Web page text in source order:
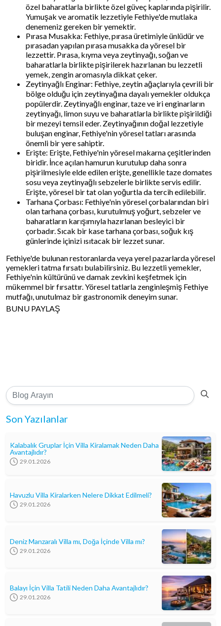
özel baharatlarla birlikte özel güveç kaplarında pişirilir.
Yumuşak ve aromatik lezzetiyle Fethiye'de mutlaka
denemeniz gereken bir yemektir.
Pırasa Musakka: Fethiye, pırasa üretimiyle ünlüdür ve
pırasadan yapılan pırasa musakka da yöresel bir
lezzettir. Pırasa, kıyma veya zeytinyağı, soğan ve
baharatlarla birlikte pişirilerek hazırlanan bu lezzetli
yemek, zengin aromasıyla dikkat çeker.
Zeytinyağlı Enginar: Fethiye, zeytin ağaçlarıyla çevrili bir
bölge olduğu için zeytinyağına dayalı yemekler oldukça
popülerdir. Zeytinyağlı enginar, taze ve iri enginarların
zeytinyağı, limon suyu ve baharatlarla birlikte pişirildiği
bir mezeyi temsil eder. Zeytinyağının doğal lezzetiyle
buluşan enginar, Fethiye'nin yöresel tatları arasında
önemli bir yere sahiptir.
Erişte: Erişte, Fethiye'nin yöresel makarna çeşitlerinden
biridir. İnce açılan hamurun kurutulup daha sonra
pişirilmesiyle elde edilen erişte, genellikle taze domates
sosu veya zeytinyağlı sebzelerle birlikte servis edilir.
Erişte, yöresel bir tat olan yoğurtla da tercih edilebilir.
Tarhana Çorbası: Fethiye'nin yöresel çorbalarından biri
olan tarhana çorbası, kurutulmuş yoğurt, sebzeler ve
baharatların karışımıyla hazırlanan besleyici bir
çorbadır. Sıcak bir kase tarhana çorbası, soğuk kış
günlerinde içinizi ısıtacak bir lezzet sunar.
Fethiye'de bulunan restoranlarda veya yerel pazarlarda yöresel
yemekleri tatma fırsatı bulabilirsiniz. Bu lezzetli yemekler,
Fethiye'nin kültürünü ve damak zevkini keşfetmek için
mükemmel bir fırsattır. Yöresel tatlarla zenginleşmiş Fethiye
mutfağı, unutulmaz bir gastronomik deneyim sunar.
BUNU PAYLAŞ
Son Yazılanlar
Kalabalık Gruplar İçin Villa Kiralamak Neden Daha
Avantajlıdır?
29.01.2026
Havuzlu Villa Kiralarken Nelere Dikkat Edilmeli?
29.01.2026
Deniz Manzaralı Villa mı, Doğa İçinde Villa mı?
29.01.2026
Balayı İçin Villa Tatili Neden Daha Avantajlıdır?
29.01.2026